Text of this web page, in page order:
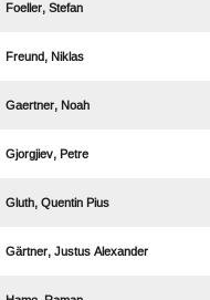
 
 
 
 
  
  